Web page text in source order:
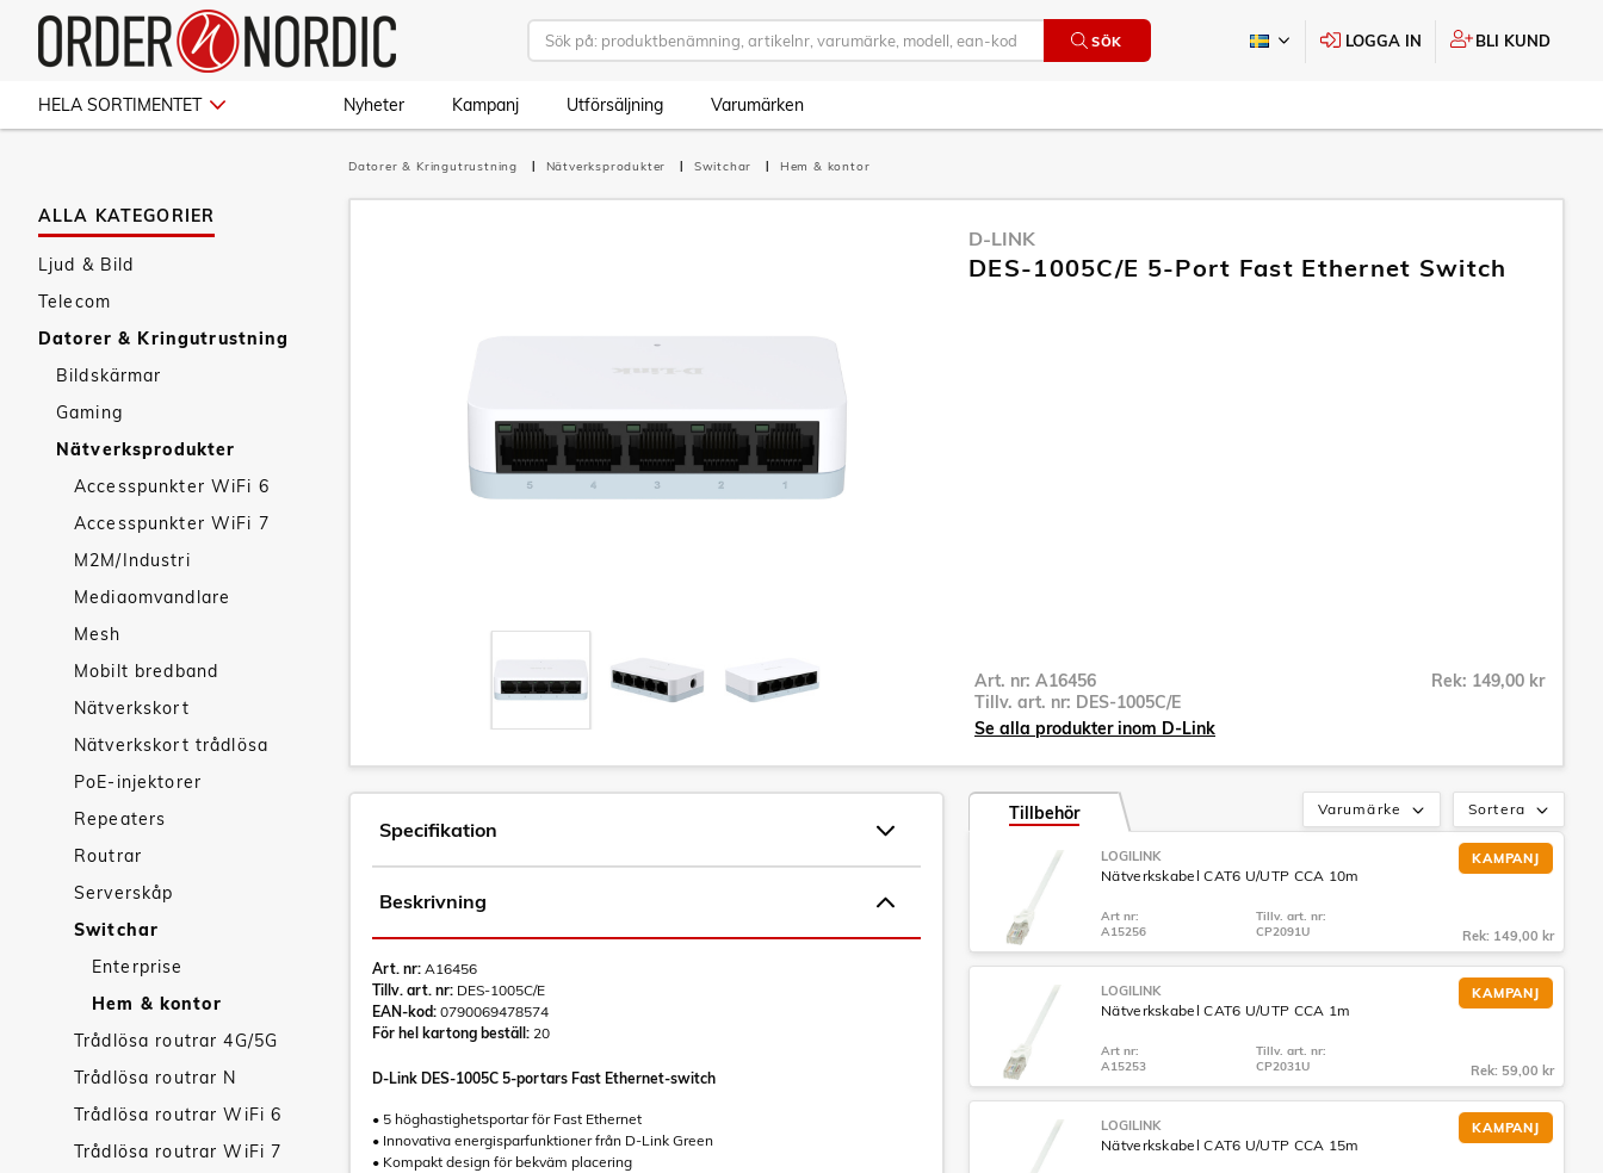
SÖK LOGGA IN BLI KUND
HELA SORTIMENTET Nyheter Kampanj Utförsäljning Varumärken
ALLA KATEGORIER
Ljud & Bild
Telecom
Datorer & Kringutrustning
Bildskärmar
Gaming
Nätverksprodukter
Accesspunkter WiFi 6
Accesspunkter WiFi 7
M2M/Industri
Mediaomvandlare
Mesh
Mobilt bredband
Nätverkskort
Nätverkskort trådlösa
PoE-injektorer
Repeaters
Routrar
Serverskåp
Switchar
Enterprise
Hem & kontor
Trådlösa routrar 4G/5G
Trådlösa routrar N
Trådlösa routrar WiFi 6
Trådlösa routrar WiFi 7
Datorer & Kringutrustning Nätverksprodukter Switchar Hem & kontor
D-LINK
DES-1005C/E 5-Port Fast Ethernet Switch
Art. nr: A16456
Tillv. art. nr: DES-1005C/E
Rek: 149,00 kr
Se alla produkter inom D-Link
Specifikation
Beskrivning
Art. nr: A16456
Tillv. art. nr: DES-1005C/E
EAN-kod: 0790069478574
För hel kartong beställ: 20
D-Link DES-1005C 5-portars Fast Ethernet-switch
• 5 höghastighetsportar för Fast Ethernet
• Innovativa energisparfunktioner från D-Link Green
• Kompakt design för bekväm placering
Sortera
Varumärke
Tillbehör
KAMPANJ
LOGILINK
Nätverkskabel CAT6 U/UTP CCA 10m
Art nr:
A15256
Tillv. art. nr:
CP2091U
Rek: 149,00 kr
KAMPANJ
LOGILINK
Nätverkskabel CAT6 U/UTP CCA 1m
Art nr:
A15253
Tillv. art. nr:
CP2031U
Rek: 59,00 kr
KAMPANJ
LOGILINK
Nätverkskabel CAT6 U/UTP CCA 15m